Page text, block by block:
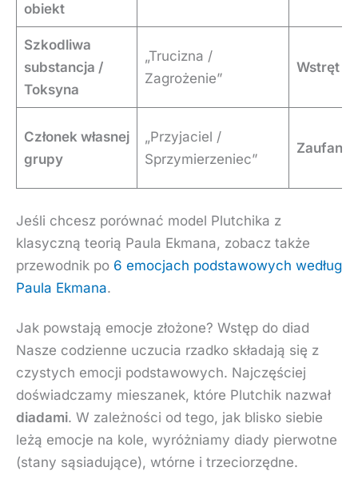
obiekt
Szkodliwa
substancja /
Toksyna
„Trucizna /
Zagrożenie”
Wstręt
Członek własnej
grupy
„Przyjaciel /
Sprzymierzeniec”
Zaufanie
Jeśli chcesz porównać model Plutchika z
klasyczną teorią Paula Ekmana, zobacz także
przewodnik po 6 emocjach podstawowych według
Paula Ekmana.
Jak powstają emocje złożone? Wstęp do diad
Nasze codzienne uczucia rzadko składają się z
czystych emocji podstawowych. Najczęściej
doświadczamy mieszanek, które Plutchik nazwał
diadami. W zależności od tego, jak blisko siebie
leżą emocje na kole, wyróżniamy diady pierwotne
(stany sąsiadujące), wtórne i trzeciorzędne.